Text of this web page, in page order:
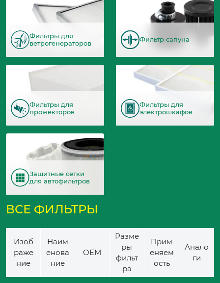
Фильтры для
ветрогенераторов
Фильтр сапуна
Фильтры для
прожекторов
Фильтры для
электрошкафов
Защитные сетки
для автофильтров
ВСЕ ФИЛЬТРЫ
Изоб
раже
ние
Наим
енова
ние
ОЕМ
Разме
ры
фильт
ра
Прим
еняем
ость
Анало
ги